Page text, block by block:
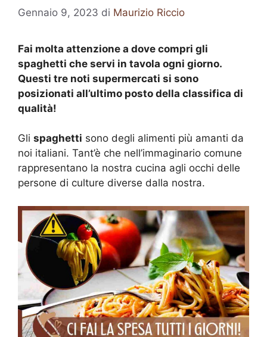
Gennaio 9, 2023 di Maurizio Riccio
Fai molta attenzione a dove compri gli
spaghetti che servi in tavola ogni giorno.
Questi tre noti supermercati si sono
posizionati all’ultimo posto della classifica di
qualità!
Gli spaghetti sono degli alimenti più amanti da
noi italiani. Tant’è che nell’immaginario comune
rappresentano la nostra cucina agli occhi delle
persone di culture diverse dalla nostra.